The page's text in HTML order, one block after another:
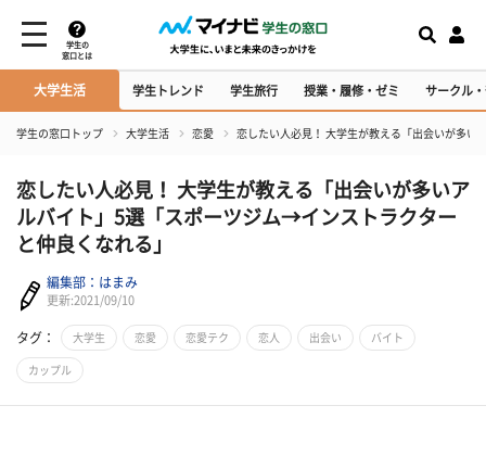
学生の
窓口とは
大学生活 学生トレンド 学生旅行 授業・履修・ゼミ サークル
学生の窓口トップ 大学生活 恋愛 恋したい人必見！ 大学生が教える「出会いが多
恋したい人必見！ 大学生が教える「出会いが多いア
ルバイト」5選「スポーツジム→インストラクター
と仲良くなれる」
編集部：はまみ
更新:2021/09/10
タグ： 大学生 恋愛 恋愛テク 恋人 出会い バイト
カップル